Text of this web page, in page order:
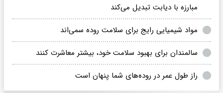
مبارزه با دیابت تبدیل می‌کند
مواد شیمیایی رایج برای سلامت روده سمی‌اند
سالمندان برای بهبود سلامت خود، بیشتر معاشرت کنند
راز طول عمر در روده‌های شما پنهان است